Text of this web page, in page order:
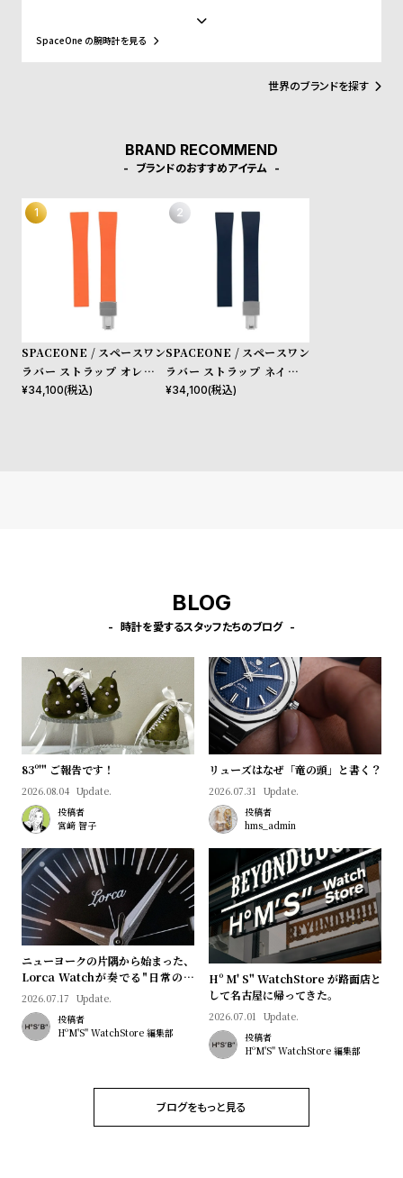
ウドファンディングから始まり、商標問題を乗り越えて成功を収
め、今や独立系ブランドの旗手として注目を集めています。なかで
も「TELLURIUM」コレクションは、地球・月・太陽の動きを立体
的に再現した天体時計で、芸術と天文学を融合。「JUMPINGHOU
R」コレクションは、ジャンピングアワー機構を搭載し、未来的な素
SpaceOne の腕時計を見る
世界のブランドを探す
BRAND RECOMMEND
ブランドのおすすめアイテム
SPACEONE / スペースワン
ラバー ストラップ オレンジ
デラグス
¥34,100(税込)
SPACEONE / スペースワン
ラバー ストラップ ネイビー
デラグス
¥34,100(税込)
BLOG
時計を愛するスタッフたちのブログ
83º'" ご報告です！
2026.08.04 Update.
投稿者
宮﨑 智子
リューズはなぜ「竜の頭」と書く？
2026.07.31 Update.
投稿者
hms_admin
ニューヨークの片隅から始まった、
Lorca Watchが奏でる"日常のロ
マン"｜Brand Picks #08
2026.07.17 Update.
投稿者
HºM'S" WatchStore 編集部
Hº M' S" WatchStore が路面店と
して名古屋に帰ってきた。
2026.07.01 Update.
投稿者
HºM'S" WatchStore 編集部
ブログをもっと見る